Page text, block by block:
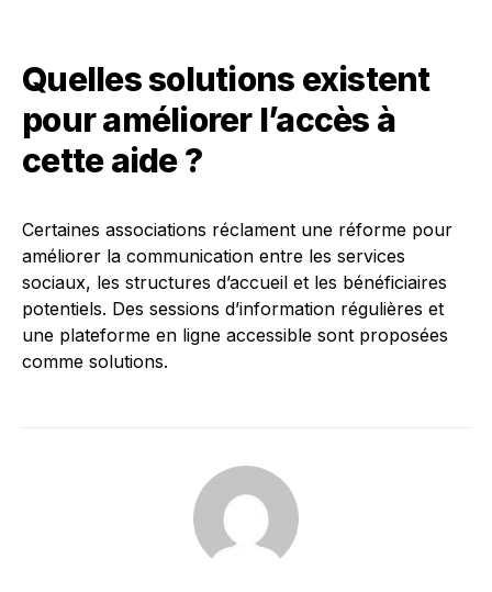
Quelles solutions existent
pour améliorer l’accès à
cette aide ?
Certaines associations réclament une réforme pour
améliorer la communication entre les services
sociaux, les structures d’accueil et les bénéficiaires
potentiels. Des sessions d’information régulières et
une plateforme en ligne accessible sont proposées
comme solutions.